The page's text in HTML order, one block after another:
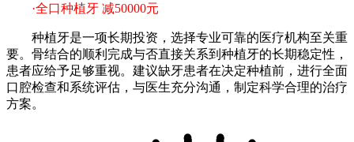
·全口种植牙 减50000元
种植牙是一项长期投资，选择专业可靠的医疗机构至关重
要。骨结合的顺利完成与否直接关系到种植牙的长期稳定性，
患者应给予足够重视。建议缺牙患者在决定种植前，进行全面
口腔检查和系统评估，与医生充分沟通，制定科学合理的治疗
方案。